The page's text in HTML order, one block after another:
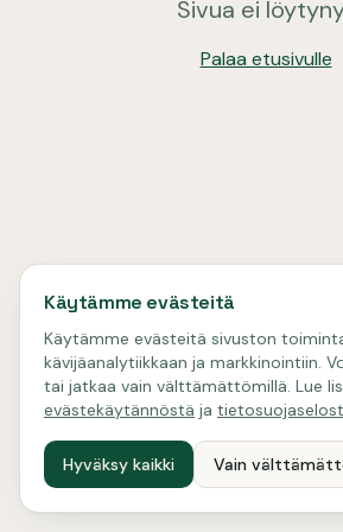
Sivua ei
Palaa etusivulle
Käytämme evästeitä
Käytämme evästeitä sivuston
kävijäanalytiikkaan ja markkinointiin.
tai jatkaa vain välttämättömillä. Lue
evästekäytännöstä ja
Hyväksy kaikki Vain